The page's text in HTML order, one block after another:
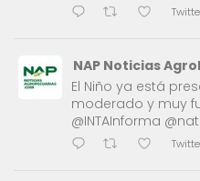
NAP Noticias
El Niño ya está
moderado y muy
@INTAInforma